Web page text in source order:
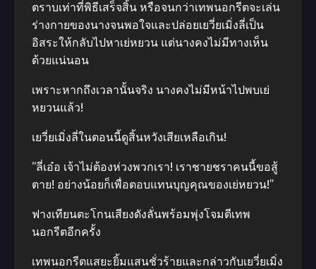
ตราบเท่าที่พิธีเสร็จสิ้น หรือจนกว่าเทพนอกรีตจะเล่น
ร่างกายของนางจนพอใจและปล่อยเยวี่ยเมิ่งลี่เป็น
อิสระให้กลับไปหาเย่หยวน แต่นางคงไม่มีทางเห็น
ด้วยแน่นอน
เพราะหากถึงเวลานั้นจริง นางคงไม่มีหน้าไปพบเย่
หยวนแล้ว!
เยวี่ยเมิ่งลี่ในตอนนี้ดูสิ้นหวังเสียเหลือเกิน!
“ลี่เอ๋อ เจ้าไม่ต้องห่วงพวกเรา! เราชายชราคนนี้ขอสู้
ตาย! อย่างน้อยก็เพื่อตอบแทนบุญคุณของเย่หยวน!”
ฟางเทียนตะโกนเสียงดังลั่นพร้อมพุ่งโจมตีเทพ
นอกรีตอีกครั้ง
เทพนอกรีตแสยะยิ้มแสนชั่วร้ายและกล่าวกับเยวี่ยเมิ่ง